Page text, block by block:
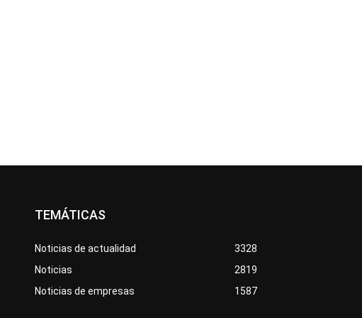
TEMÁTICAS
Noticias de actualidad
3328
Noticias
2819
Noticias de empresas
1587